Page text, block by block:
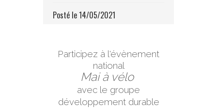
Posté le 14/05/2021
Participez à l'évènement
national
Mai à vélo
avec le groupe
développement durable